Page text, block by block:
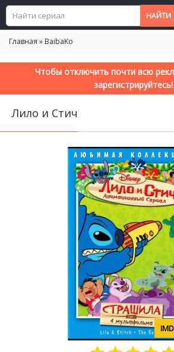
Главная » BaibaKo
Чтобы отключить почти всю
зарегистрируйтесь!
Лило и Стич